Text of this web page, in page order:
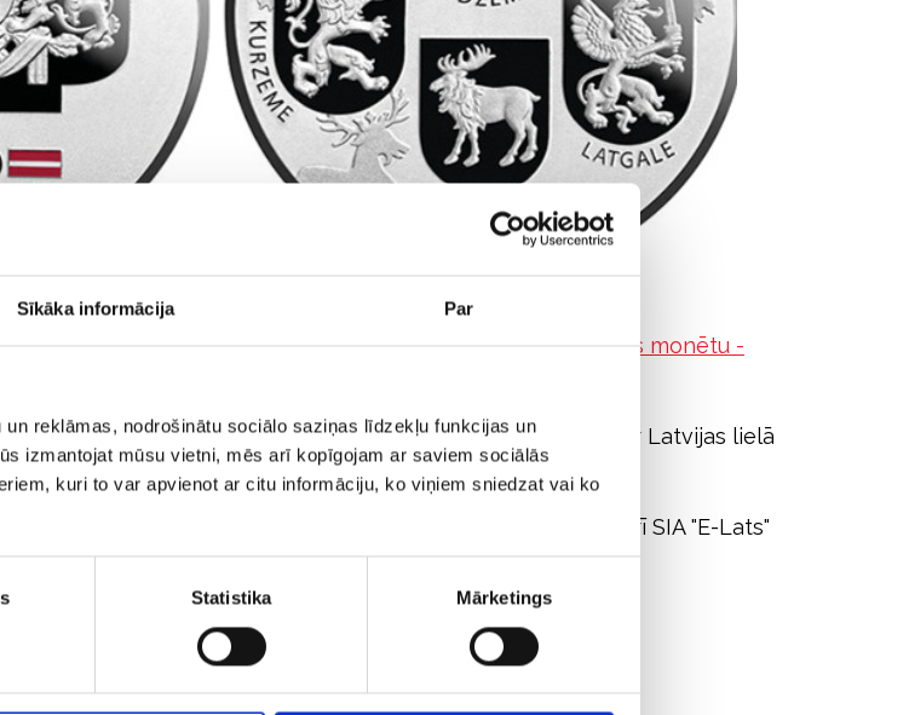
Sīkāka informācija Par
reklāmas, nodrošinātu sociālo saziņas līdzekļu funkcijas un
izmantojat mūsu vietni, mēs arī kopīgojam ar saviem sociālās
kuri to var apvienot ar citu informāciju, ko viņiem sniedzat vai ko
Statistika Mārketings
Latvijas valsts 100 gadu jubilejai veltītusudraba kolekcijas monētu -
Latvijas valsts 100 gadu jubilejā ir eiro kolekcijas monēta ar Latvijas lielā
apgabalu ģerboņu attēliem.
kasēs ir 53 eiro, un par tādu pašu cenu to meklējiet arī SIA "E-Lats"